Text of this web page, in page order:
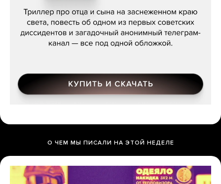
О ЧЕМ МЫ ПИСАЛИ НА ЭТОЙ НЕДЕЛЕ